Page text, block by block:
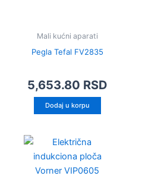
Mali kućni aparati
Pegla Tefal FV2835
5,653.80 RSD
Dodaj u korpu